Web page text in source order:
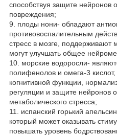
способствуя защите нейронов
повреждения;
9. плоды нони- обладают
противовоспалительным
стресс в мозге,
могут улучшать общее
10. морские водоросли-
полифенолов и омега-3
когнитивной функции,
регуляции и защите нейронов
метаболического стресса;
11. испанский горький
который может оказывать
повышать уровень